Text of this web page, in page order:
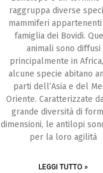
raggruppa diverse
mammiferi
famiglia dei Bovidi.
animali sono diffusi
principalmente in
alcune specie abitano
parti dell’Asia e del
Oriente. Caratterizzate
grande diversità di
dimensioni, le antilopi
per la loro agilità
LEGGI TUTTO »